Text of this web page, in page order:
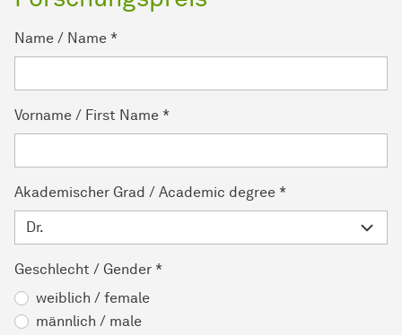
Name / Name *
Vorname / First Name *
Akademischer Grad / Academic degree *
Geschlecht / Gender *
weiblich / female
männlich / male